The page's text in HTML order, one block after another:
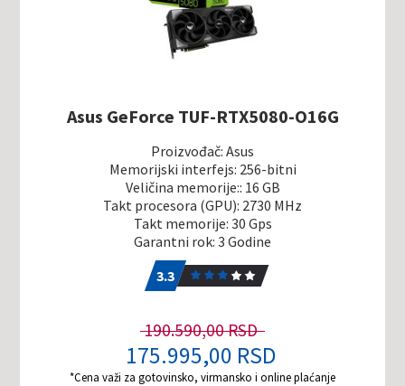
Asus GeForce TUF-RTX5080-O16G
Proizvođač: Asus
Memorijski interfejs: 256-bitni
Veličina memorije:: 16 GB
Takt procesora (GPU): 2730 MHz
Takt memorije: 30 Gps
Garantni rok: 3 Godine
3.3
190.590,00 RSD
175.995,00 RSD
*Cena važi za gotovinsko, virmansko i online plaćanje